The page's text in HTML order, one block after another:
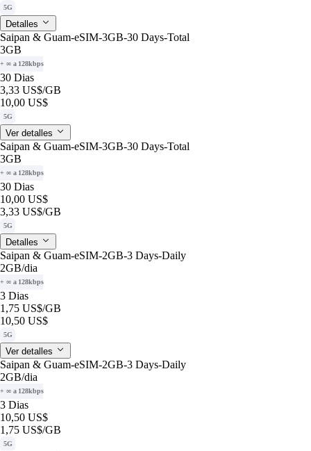
5G
Detalles
Saipan & Guam-eSIM-3GB-30 Days-Total
3GB
+ ∞ a 128kbps
30 Dias
3,33 US$/GB
10,00 US$
5G
Ver detalles
Saipan & Guam-eSIM-3GB-30 Days-Total
3GB
+ ∞ a 128kbps
30 Dias
10,00 US$
3,33 US$/GB
5G
Detalles
Saipan & Guam-eSIM-2GB-3 Days-Daily
2GB/dia
+ ∞ a 128kbps
3 Dias
1,75 US$/GB
10,50 US$
5G
Ver detalles
Saipan & Guam-eSIM-2GB-3 Days-Daily
2GB/dia
+ ∞ a 128kbps
3 Dias
10,50 US$
1,75 US$/GB
5G